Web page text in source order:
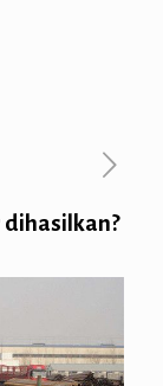
dihasilkan?